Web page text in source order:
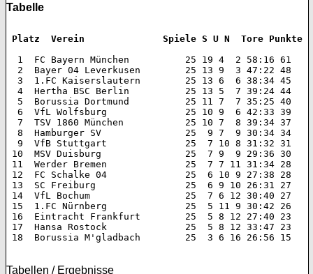
Tabelle
Platz  Verein 		    Spiele S U N  Tore Punkte
  1  FC Bayern München 		25 19 4  2 58:16 61
  2  Bayer 04 Leverkusen 	25 13 9  3 47:22 48
  3  1.FC Kaiserslautern 	25 13 6  6 38:34 45
  4  Hertha BSC Berlin 		25 13 5  7 39:24 44
  5  Borussia Dortmund 		25 11 7  7 35:25 40
  6  VfL Wolfsburg 		25 10 9  6 42:33 39
  7  TSV 1860 München 		25 10 7  8 39:34 37
  8  Hamburger SV 		25  9 7  9 30:34 34
  9  VfB Stuttgart 		25  7 10 8 31:32 31
10  MSV Duisburg 		25  7 9  9 29:36 30
11  Werder Bremen 		25  7 7 11 31:34 28
12  FC Schalke 04 		25  6 10 9 27:38 28
13  SC Freiburg 		25  6 9 10 26:31 27
14  VfL Bochum 		25  7 6 12 30:40 27
15  1.FC Nürnberg 		25  5 11 9 30:42 26
16  Eintracht Frankfurt 	25  5 8 12 27:40 23
17  Hansa Rostock 		25  5 8 12 33:47 23
18  Borussia M'gladbach 	25  3 6 16 26:56 15
Tabellen / Ergebnisse